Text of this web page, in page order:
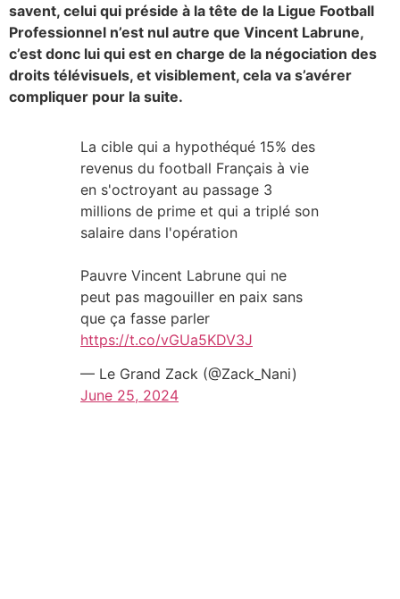
savent, celui qui préside à la tête de la Ligue Football
Professionnel n’est nul autre que Vincent Labrune,
c’est donc lui qui est en charge de la négociation des
droits télévisuels, et visiblement, cela va s’avérer
compliquer pour la suite.
La cible qui a hypothéqué 15% des
revenus du football Français à vie
en s'octroyant au passage 3
millions de prime et qui a triplé son
salaire dans l'opération
Pauvre Vincent Labrune qui ne
peut pas magouiller en paix sans
que ça fasse parler
https://t.co/vGUa5KDV3J
— Le Grand Zack (@Zack_Nani)
June 25, 2024